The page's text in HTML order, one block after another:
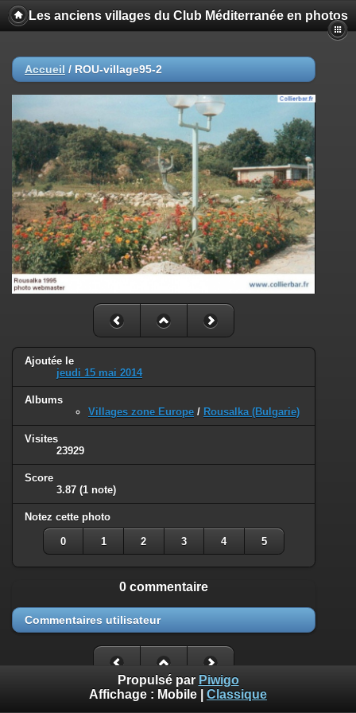
Les anciens villages du Club Méditerranée en photos
Accueil / ROU-village95-2
Ajoutée le
jeudi 15 mai 2014
Albums
Villages zone Europe / Rousalka (Bulgarie)
Visites
23929
Score
3.87 (1 note)
Notez cette photo
0 1 2 3 4 5
0 commentaire
Commentaires utilisateur
Propulsé par Piwigo
Affichage : Mobile Classique